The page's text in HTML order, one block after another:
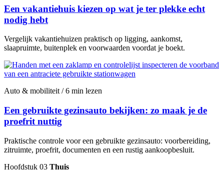
Een vakantiehuis kiezen op wat je ter plekke echt
nodig hebt
Vergelijk vakantiehuizen praktisch op ligging, aankomst,
slaapruimte, buitenplek en voorwaarden voordat je boekt.
Auto & mobiliteit / 6 min lezen
Een gebruikte gezinsauto bekijken: zo maak je de
proefrit nuttig
Praktische controle voor een gebruikte gezinsauto: voorbereiding,
zitruimte, proefrit, documenten en een rustig aankoopbesluit.
Hoofdstuk 03 Thuis